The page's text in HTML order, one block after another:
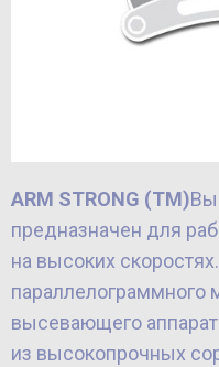
ARM STRONG (ТМ)
предназначен для
на высоких
параллелограммного
высевающего
из высокопрочных